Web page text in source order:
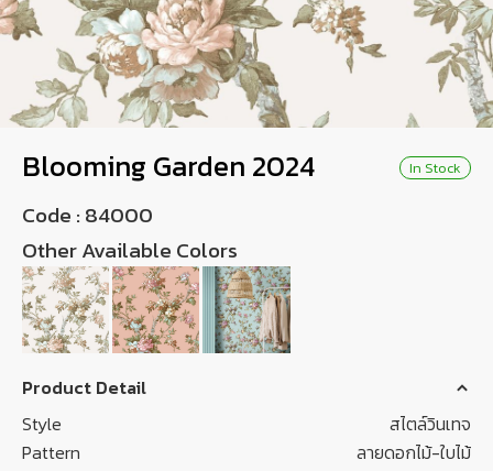
Language
EN
0-2746-8899
Blooming Garden 2024 In Stock
Code : 84000
Other Available Colors
Product Detail
Style
สไตล์วินเทจ
Pattern
ลายดอกไม้-ใบไม้